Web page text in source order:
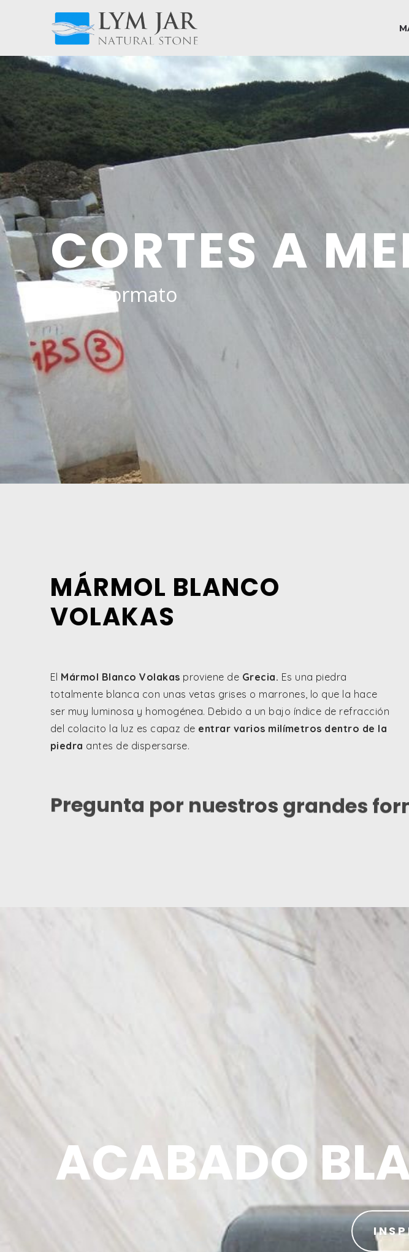
CORTES A
Gran Formato
MÁRMOL BLANCO
VOLAKAS
El Mármol Blanco Volakas proviene de Grecia. Es una piedra
totalmente blanca con unas vetas grises o marrones, lo que la hace
ser muy luminosa y homogénea. Debido a un bajo índice de refracción
del colacito la luz es capaz de entrar varios milímetros dentro de la
piedra antes de dispersarse.
Pregunta por nuestros grandes
ACABADO